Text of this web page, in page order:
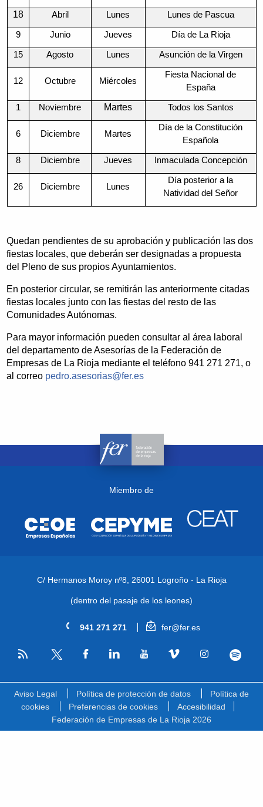
18 Abril Lunes Lunes de Pascua
9 Junio Jueves Día de La Rioja
15 Agosto Lunes Asunción de la Virgen
12 Octubre Miércoles
Fiesta Nacional de
España
1 Noviembre Martes Todos los Santos
6 Diciembre Martes
Día de la Constitución
Española
8 Diciembre Jueves Inmaculada Concepción
26 Diciembre Lunes
Día posterior a la
Natividad del Señor
Quedan pendientes de su aprobación y publicación las dos
fiestas locales, que deberán ser designadas a propuesta
del Pleno de sus propios Ayuntamientos.
En posterior circular, se remitirán las anteriormente citadas
fiestas locales junto con las fiestas del resto de las
Comunidades Autónomas.
Para mayor información pueden consultar al área laboral
del departamento de Asesorías de la Federación de
Empresas de La Rioja mediante el teléfono 941 271 271, o
al correo pedro.asesorias@fer.es
Miembro de
C/ Hermanos Moroy nº8, 26001 Logroño - La Rioja
(dentro del pasaje de los leones)
941 271 271 fer@fer.es
RSS
Aviso Legal Política de protección de datos
Política de
cookies
Preferencias de cookies
Accesibilidad
Federación de Empresas de La Rioja 2026